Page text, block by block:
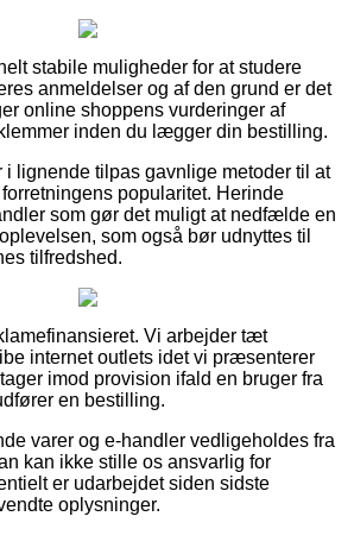
stabile muligheder for at studere
anmeldelser og af den grund er det
online shoppens vurderinger af
inden du lægger din bestilling.
i lignende tilpas gavnlige metoder til at
popularitet. Herinde
som gør det muligt at nedfælde en
som også bør udnyttes til
tilfredshed.
Vi arbejder tæt
internet outlets idet vi præsenterer
imod provision ifald en bruger fra
en bestilling.
varer og e-handler vedligeholdes fra
kan ikke stille os ansvarlig for
er udarbejdet siden sidste
oplysninger.